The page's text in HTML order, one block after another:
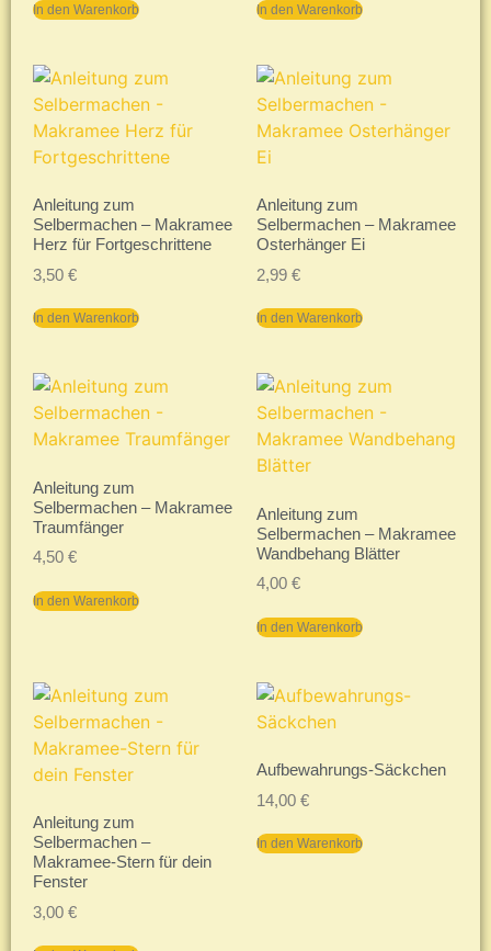
In den Warenkorb In den Warenkorb
Anleitung zum
Selbermachen – Makramee
Herz für Fortgeschrittene
3,50 €
In den Warenkorb
Anleitung zum
Selbermachen – Makramee
Osterhänger Ei
2,99 €
In den Warenkorb
Anleitung zum
Selbermachen – Makramee
Traumfänger
4,50 €
In den Warenkorb
Anleitung zum
Selbermachen – Makramee
Wandbehang Blätter
4,00 €
In den Warenkorb
Anleitung zum
Selbermachen –
Makramee-Stern für dein
Fenster
3,00 €
Aufbewahrungs-Säckchen
14,00 €
In den Warenkorb